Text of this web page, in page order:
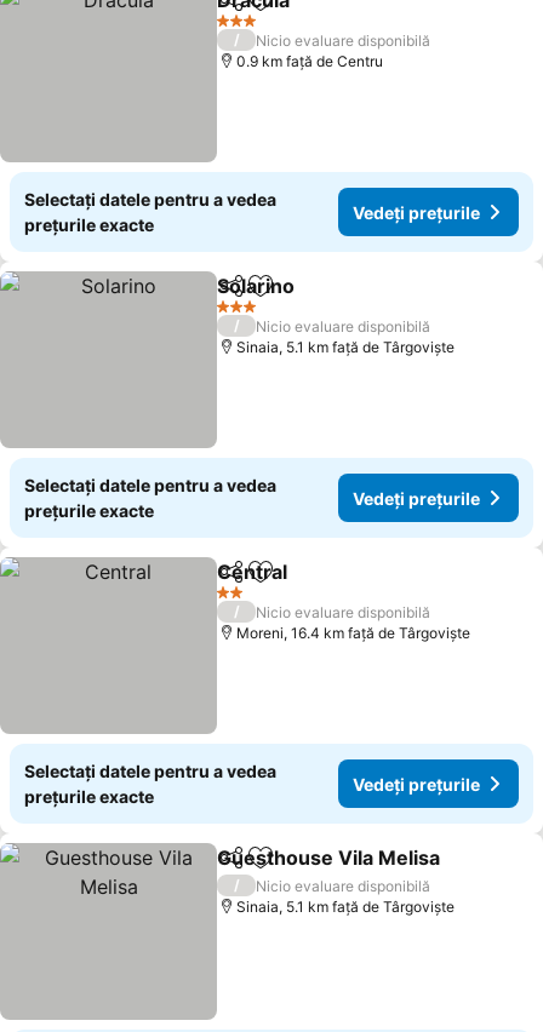
DistribuițiAdăugaţi la favorite
3 Stele
/
Nicio evaluare disponibilă
0.9 km faţă de Centru
Selectați datele pentru a vedea
prețurile exacte
Vedeți prețurile
DistribuițiAdăugaţi la favorite
Solarino
3 Stele
/
Nicio evaluare disponibilă
Sinaia, 5.1 km faţă de Târgoviște
Selectați datele pentru a vedea
prețurile exacte
Vedeți prețurile
DistribuițiAdăugaţi la favorite
Central
2 Stele
/
Nicio evaluare disponibilă
Moreni, 16.4 km faţă de Târgoviște
Selectați datele pentru a vedea
prețurile exacte
Vedeți prețurile
DistribuițiAdăugaţi la favorite
Guesthouse Vila Melisa
/
Nicio evaluare disponibilă
Sinaia, 5.1 km faţă de Târgoviște